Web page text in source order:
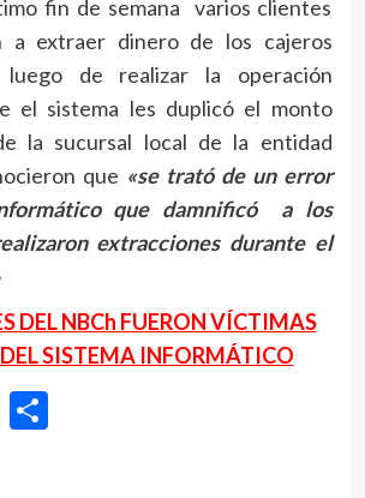
fin de semana varios clientes
a extraer dinero de los cajeros
de realizar la operación
el sistema les duplicó el monto
la sucursal local de la entidad
que «se trató de un error
que damnificó a los
extracciones durante el
DEL NBCh FUERON VÍCTIMAS
DEL SISTEMA INFORMÁTICO
WhatsApp
Compartir